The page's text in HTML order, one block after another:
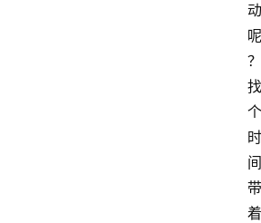
动
呢
？
找
个
时
间
带
着